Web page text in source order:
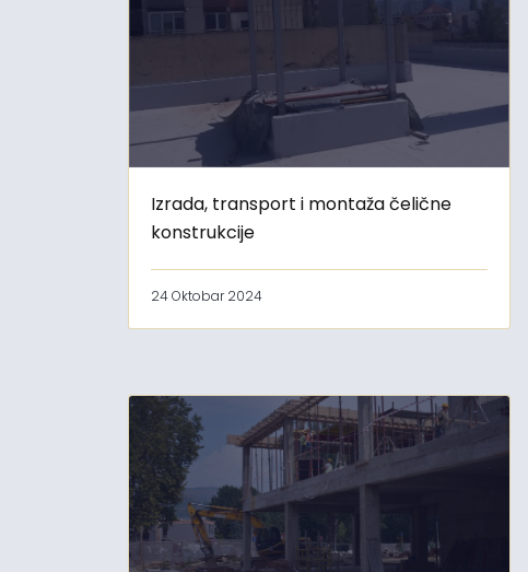
Izrada, transport i montaža čelične
konstrukcije
24 Oktobar 2024